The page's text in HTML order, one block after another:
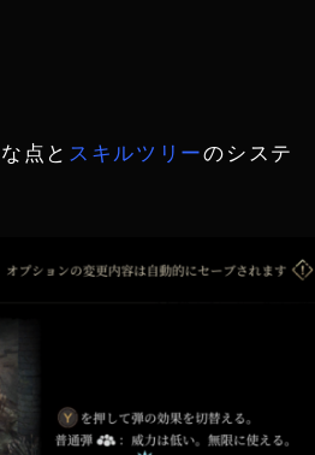
な点と スキルツリーのシステ